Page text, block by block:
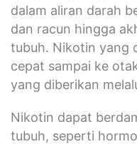
dalam aliran darah
dan racun hingga
tubuh. Nikotin yang
cepat sampai ke
yang diberikan
Nikotin dapat
tubuh, seperti